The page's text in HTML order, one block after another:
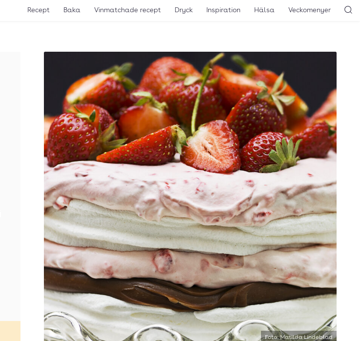
Recept Baka Vinmatchade recept Dryck Inspiration Hälsa Veckomenyer
Foto: Matilda Lindeblad